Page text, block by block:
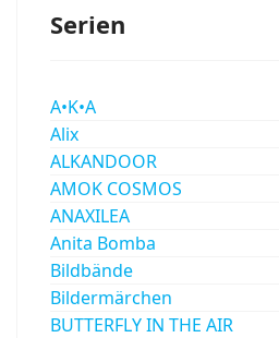
Serien
A•K•A
Alix
ALKANDOOR
AMOK COSMOS
ANAXILEA
Anita Bomba
Bildbände
Bildermärchen
BUTTERFLY IN THE AIR